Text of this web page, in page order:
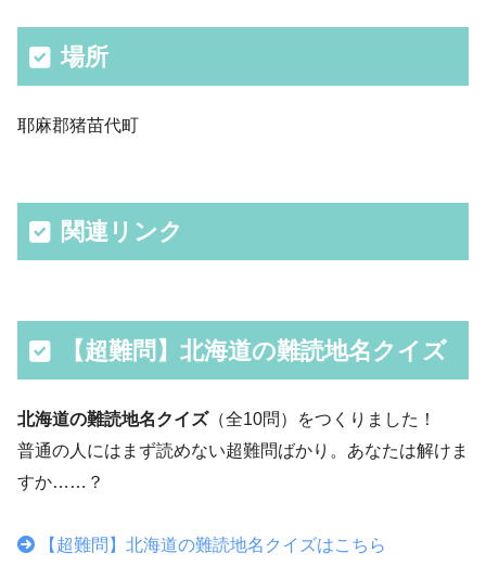
場所
耶麻郡猪苗代町
関連リンク
【超難問】北海道の難読地名クイズ
北海道の難読地名クイズ（全10問）をつくりました！
普通の人にはまず読めない超難問ばかり。あなたは解けま
すか……？
【超難問】北海道の難読地名クイズはこちら